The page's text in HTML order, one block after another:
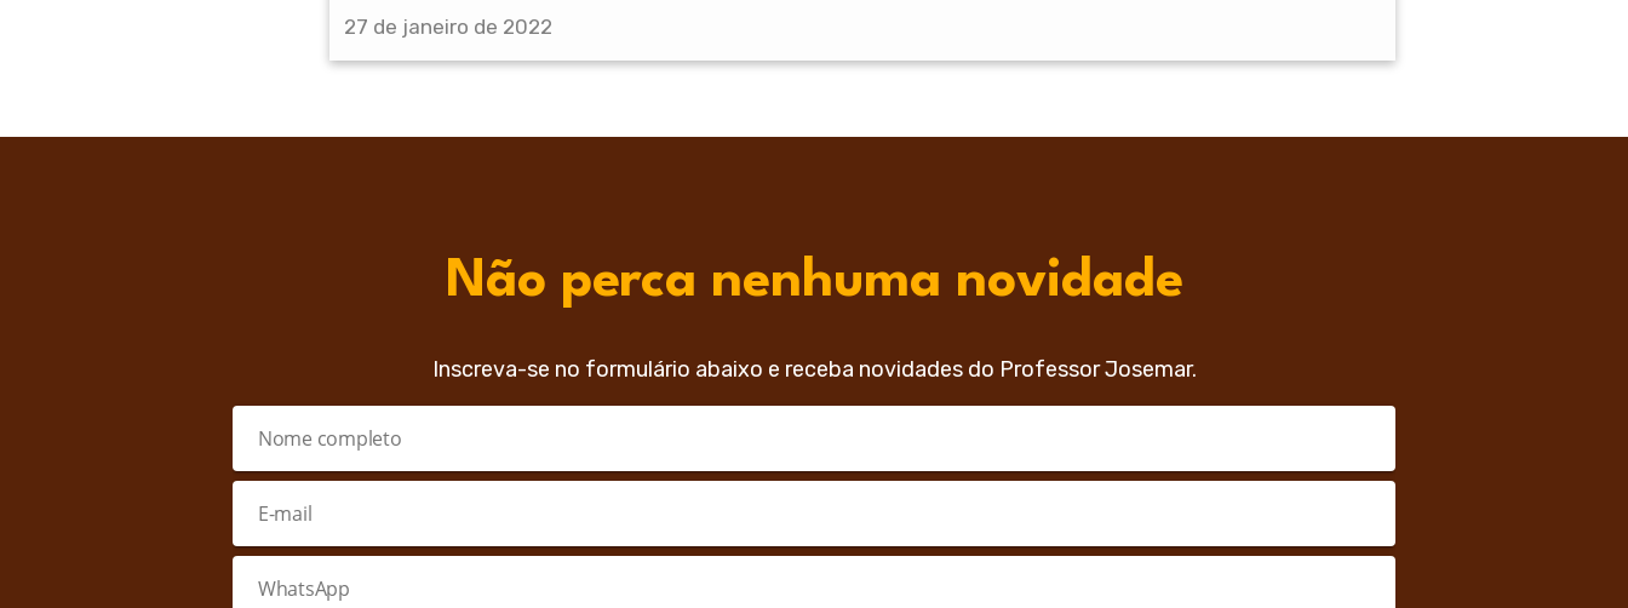
27 de janeiro de 2022
Não perca nenhuma novidade
Inscreva-se no formulário abaixo e receba novidades do Professor Josemar.